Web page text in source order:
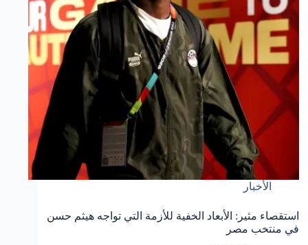
الأخبار
استقصاء مثير: الأبعاد الخفية للأزمة التي تواجه هيثم حسن
في منتخب مصر